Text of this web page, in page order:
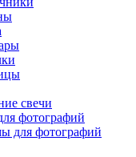
свечи
фотографий
для фотографий